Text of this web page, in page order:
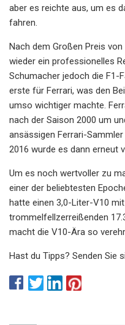
aber es reichte aus, um es
fahren.
Nach dem Großen Preis
wieder ein professionelles
Schumacher jedoch die F1-
erste für Ferrari, was den
umso wichtiger machte.
nach der Saison 2000 um
ansässigen Ferrari-
2016 wurde es dann erneut
Um es noch wertvoller zu
einer der beliebtesten
hatte einen 3,0-Liter-V10
trommelfellzerreißenden
macht die V10-Ära so
Hast du Tipps? Senden Sie